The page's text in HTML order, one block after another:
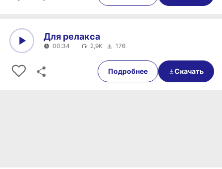
00:34
Для релакса
00:34 2,9K 176
Подробнее Скачать